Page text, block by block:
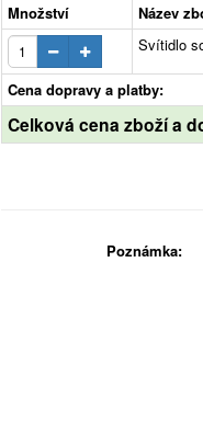
Množství Název
Svítidlo
Cena dopravy a platby:
Celková cena zboží a
Poznámka: